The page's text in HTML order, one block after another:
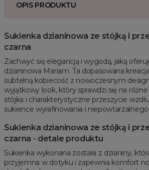
OPIS PRODUKTU
Sukienka dzianinowa ze stójką i
czarna
Zachwyć się elegancją i wygodą, jaką
dzianinowa Mariam. Ta dopasowana
subtelną kobiecość z nowoczesnym
wyjątkowy look, który sprawdzi się na
stójka i charakterystyczne przeszycie
sukience wyrafinowania i
Sukienka dzianinowa ze stójką i
czarna - detale produktu
Sukienka wykonana została z dzianiny,
przyjemna w dotyku i zapewnia komfort